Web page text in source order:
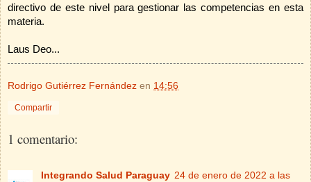
directivo de este nivel para gestionar las competencias en esta
materia.
Laus Deo...
Rodrigo Gutiérrez Fernández en 14:56
Compartir
1 comentario:
Integrando Salud Paraguay 24 de enero de 2022 a las